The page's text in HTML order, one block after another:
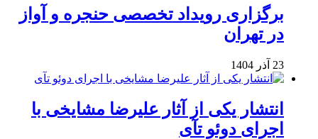
برگزاری رویداد تخصصی حنجره و آواز
در تهران
23 آذر 1404
انتشار یکی از آثار علیرضا مشایخی با
اجرای دوئو تآی